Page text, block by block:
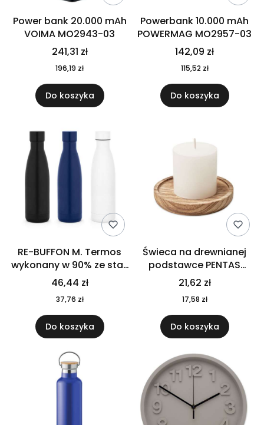
Power bank 20.000 mAh
VOIMA MO2943-03
241,31 zł
196,19 zł
Do koszyka
Powerbank 10.000 mAh
POWERMAG MO2957-03
142,09 zł
115,52 zł
Do koszyka
RE-BUFFON M. Termos
wykonany w 90% ze stali
nierdzewnej
pochodzącej z
recyklingu 520 ml 94294
46,44 zł
37,76 zł
Do koszyka
Świeca na drewnianej
podstawce PENTAS
MO6282-40
21,62 zł
17,58 zł
Do koszyka